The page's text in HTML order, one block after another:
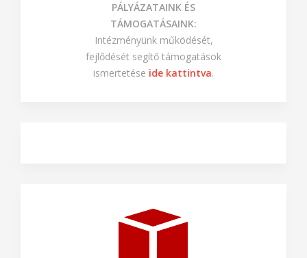
PÁLYÁZATAINK ÉS
TÁMOGATÁSAINK:
Intézményünk működését,
fejlődését segítő támogatások
ismertetése ide kattintva.